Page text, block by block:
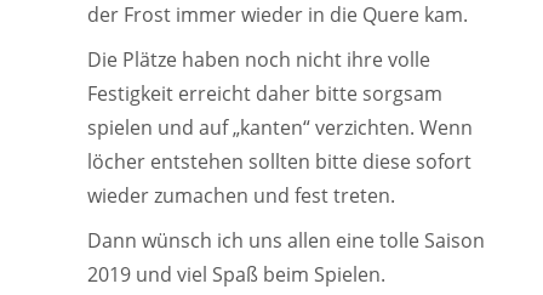
der Frost immer wieder in die Quere kam.
Die Plätze haben noch nicht ihre volle
Festigkeit erreicht daher bitte sorgsam
spielen und auf „kanten“ verzichten. Wenn
löcher entstehen sollten bitte diese sofort
wieder zumachen und fest treten.
Dann wünsch ich uns allen eine tolle Saison
2019 und viel Spaß beim Spielen.